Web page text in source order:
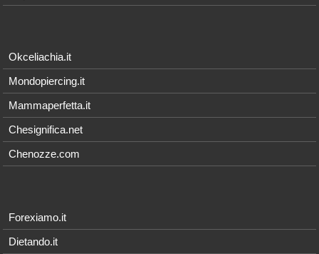
Okceliachia.it
Mondopiercing.it
Mammaperfetta.it
Chesignifica.net
Chenozze.com
Forexiamo.it
Dietando.it